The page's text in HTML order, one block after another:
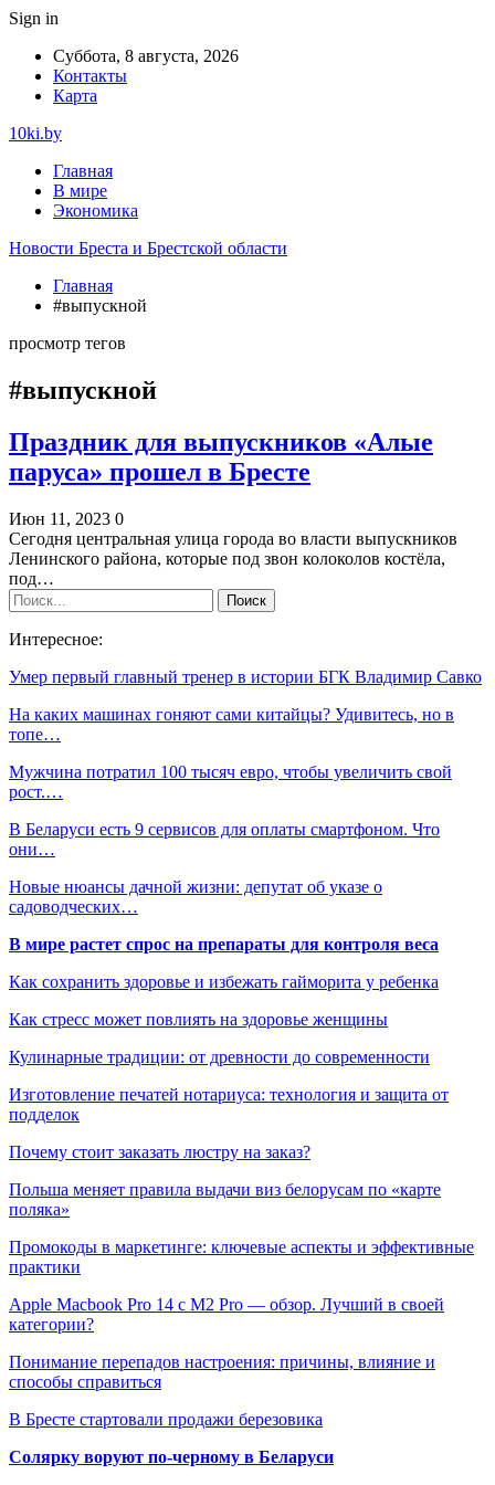
Sign in
Суббота, 8 августа, 2026
Контакты
Карта
10ki.by
Главная
В мире
Экономика
Новости Бреста и Брестской области
Главная
#выпускной
просмотр тегов
#выпускной
Праздник для выпускников «Алые
паруса» прошел в Бресте
Июн 11, 2023 0
Сегодня центральная улица города во власти выпускников
Ленинского района, которые под звон колоколов костёла,
под…
Интересное:
Умер первый главный тренер в истории БГК Владимир Савко
На каких машинах гоняют сами китайцы? Удивитесь, но в
топе…
Мужчина потратил 100 тысяч евро, чтобы увеличить свой
рост.…
В Беларуси есть 9 сервисов для оплаты смартфоном. Что
они…
Новые нюансы дачной жизни: депутат об указе о
садоводческих…
В мире растет спрос на препараты для контроля веса
Как сохранить здоровье и избежать гайморита у ребенка
Как стресс может повлиять на здоровье женщины
Кулинарные традиции: от древности до современности
Изготовление печатей нотариуса: технология и защита от
подделок
Почему стоит заказать люстру на заказ?
Польша меняет правила выдачи виз белорусам по «карте
поляка»
Промокоды в маркетинге: ключевые аспекты и эффективные
практики
Apple Macbook Pro 14 с M2 Pro — обзор. Лучший в своей
категории?
Понимание перепадов настроения: причины, влияние и
способы справиться
В Бресте стартовали продажи березовика
Солярку воруют по-черному в Беларуси